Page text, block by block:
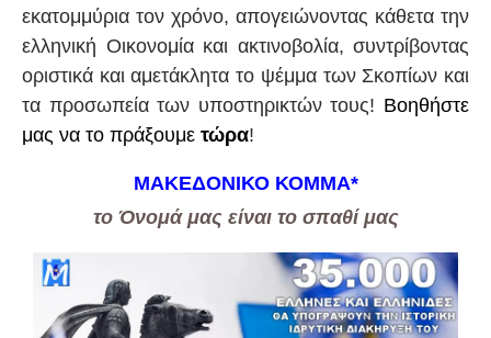
εκατομμύρια τον χρόνο, απογειώνοντας κάθετα την
ελληνική Οικονομία και ακτινοβολία, συντρίβοντας
οριστικά και αμετάκλητα το ψέμμα των Σκοπίων και
τα προσωπεία των υποστηρικτών τους! Βοηθήστε
μας να το πράξουμε τώρα!
ΜΑΚΕΔΟΝΙΚΟ ΚΟΜΜΑ*
το Όνομά μας είναι το σπαθί μας